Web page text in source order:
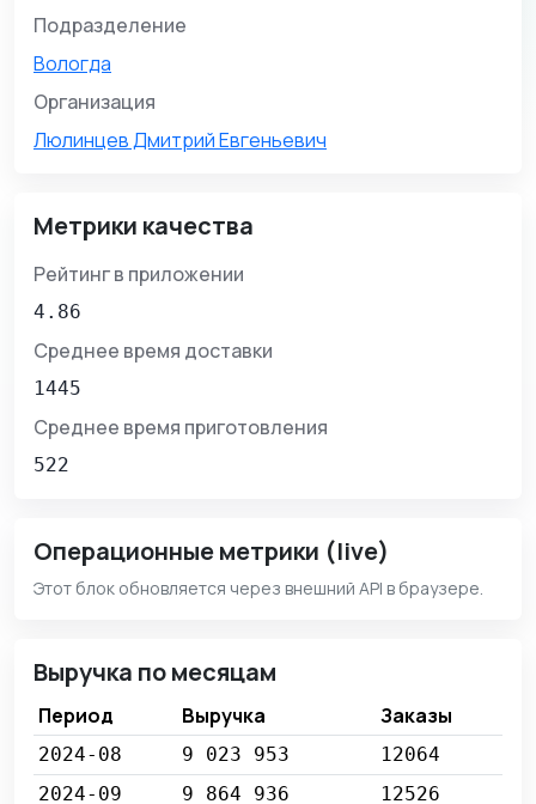
Подразделение
Вологда
Организация
Люлинцев Дмитрий Евгеньевич
Метрики качества
Рейтинг в приложении
4.86
Среднее время доставки
1445
Среднее время приготовления
522
Операционные метрики (live)
Этот блок обновляется через внешний API в браузере.
Выручка по месяцам
Период Выручка Заказы
2024-08 9 023 953
12064
2024-09
9 864 936
12526